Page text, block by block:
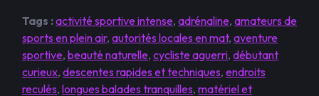
Tags :activité sportive intense, adrénaline, amateurs de
sports en plein air, autorités locales en mat, aventure
sportive, beauté naturelle, cycliste aguerri, débutant
curieux, descentes rapides et techniques, endroits
reculés, longues balades tranquilles, matériel et